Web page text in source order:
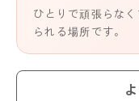
ひとりで頑張らな
られる場所です。